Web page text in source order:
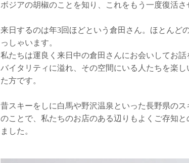
ボジアの胡椒のことを知り、これをもう一度復活さ
来日するのは年3回ほどという倉田さん。ほとんど
っしゃいます。
私たちは運良く来日中の倉田さんにお会いしてお話
バイタリティに溢れ、その空間にいる人たちを楽
た方です。
昔スキーをしに白馬や野沢温泉といった長野県の
のことで、私たちのお店のある辺りもよくご存知
ました。